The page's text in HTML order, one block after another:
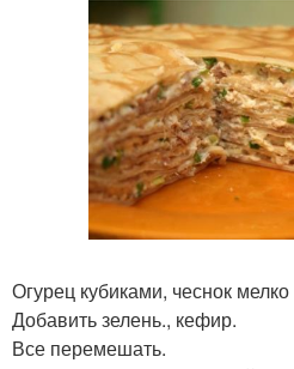
Огурец кубиками, чеснок мелко
Добавить зелень., кефир.
Все перемешать.